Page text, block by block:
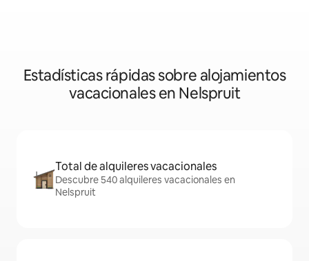
Estadísticas rápidas sobre alojamientos
vacacionales en Nelspruit
Total de alquileres vacacionales
Descubre 540 alquileres vacacionales en
Nelspruit